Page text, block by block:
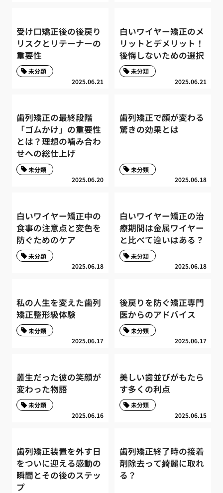
受け口矯正後の後戻り
リスクとリテーナーの
重要性
2025.06.21
未分類
白いワイヤー矯正のメ
リットとデメリット！
後悔しないための選択
2025.06.21
未分類
歯列矯正の最終段階
「ゴムかけ」の重要性
とは？理想の噛み合わ
せへの総仕上げ
2025.06.20
未分類
歯列矯正で顔が変わる
驚きの効果とは
2025.06.18
未分類
白いワイヤー矯正中の
食事の注意点と変色を
防ぐためのケア
2025.06.18
未分類
白いワイヤー矯正の治
療期間は金属ワイヤー
と比べて違いはある？
2025.06.18
未分類
私の人生を変えた歯列
矯正整形級体験
2025.06.17
未分類
後戻りを防ぐ矯正専門
医からのアドバイス
2025.06.17
未分類
叢生だった彼の笑顔が
変わった物語
2025.06.16
未分類
美しい歯並びがもたら
す多くの利点
2025.06.15
未分類
歯列矯正装置を外す日
をついに迎える感動の
瞬間とその後のステッ
プ
歯列矯正終了時の接着
剤除去って綺麗に取れ
る？